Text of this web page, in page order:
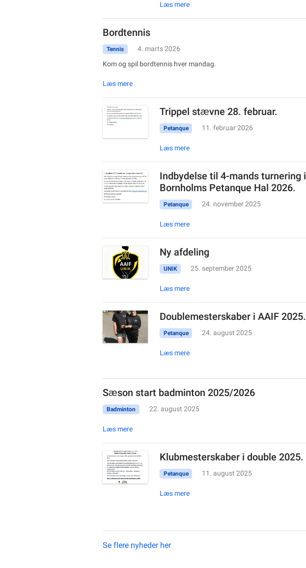
Læs mere
Bordtennis
Tennis
4. marts 2026
Kom og spil bordtennis hver mandag.
Læs mere
Trippel stævne 28. februar.
Petanque 11. februar 2026
Læs mere
Indbydelse til 4-mands turnering i
Bornholms Petanque Hal 2026.
Petanque 24. november 2025
Læs mere
Ny afdeling
UNIK 25. september 2025
Læs mere
Doublemesterskaber i AAIF 2025.
Petanque 24. august 2025
Læs mere
Sæson start badminton 2025/2026
Badminton 22. august 2025
Læs mere
Klubmesterskaber i double 2025.
Petanque 11. august 2025
Læs mere
Se flere nyheder her